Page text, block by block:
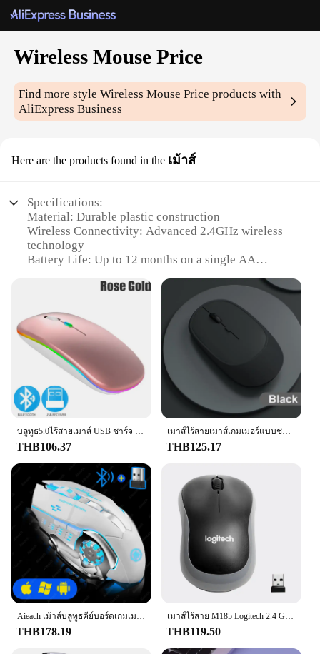
Wireless Mouse Price
Find more styleWireless Mouse Price products with
AliExpress Business
Here are the products found in the เม้าส์
Specifications:
Material: Durable plastic construction
Wireless Connectivity: Advanced 2.4GHz wireless
technology
Battery Life: Up to 12 months on a single AA
Design and Style: Ergonomic shape for comfortable
Compatibility: Compatible with various operating
systems including Windows, Mac, and Linux
Performance: Precise 1600 DPI tracking for smooth
navigation
Features:
|Wholesale|Vendors|
**Advanced Wireless Technology**
The Wireless Mouse Price เม้าส์ is a cutting-edge
device that leverages advanced 2.4GHz wireless
technology to deliver a reliable and responsive
connection. This ensures that you can enjoy a
clutter-free workspace without the hassle of tangled
cords. With a range of up to 10 meters, the mouse
offers ample freedom of movement, making it an
ideal choice for both home and office environments.
**Long-Lasting Battery Life**
Say goodbye to frequent battery replacements with
the Wireless Mouse Price เม้าส์. Equipped with a
บลูทูธ5.0ไร้สายเมาส์ USB ชาร์จ RGB สำหรับแล็ปท็อปคอมพิวเตอร์ PC Macbook Gaming Mouse 2.4GHz 1600DPI
THB106.37
เมาส์ไร้สายเมาส์เกมเมอร์แบบชาร์จไฟได้รองรับบลูทูธ2.4G USB เมาส์ไร้เสียงสำหรับแล็ปท็อปแพดแท็บเล็ต MacBook เมาส์
THB125.17
Aieach เม้าส์บลูทูธคีย์บอร์ดเกมเมาส์ไร้สายชาร์จได้, เมาส์คอมพิวเตอร์แบบมีกลไก USB แบ็คไลท์อิเล็กทรอนิกส์สำหรับเล่นเกมพีซี
THB178.19
เมาส์ไร้สาย M185 Logitech 2.4 GHz USB 1000dpi 3ปุ่มเมาส์ออปติคอลสำหรับเล่นเกมพีซีแล็ปท็อป
THB119.50